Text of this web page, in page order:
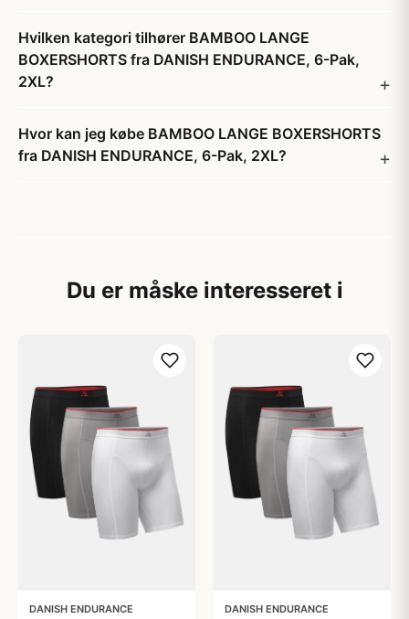
Hvilken kategori tilhører BAMBOO LANGE
BOXERSHORTS fra DANISH ENDURANCE, 6-Pak,
2XL?
Hvor kan jeg købe BAMBOO LANGE BOXERSHORTS
fra DANISH ENDURANCE, 6-Pak, 2XL?
Du er måske interesseret i
DANISH ENDURANCE DANISH ENDURANCE